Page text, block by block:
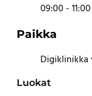
09:00 - 11:00
Paikka
Digiklinikka
Luokat